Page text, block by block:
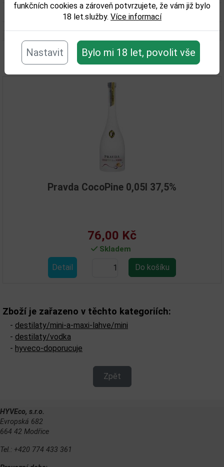
funkčních cookies a zároveň potvrzujete, že vám již bylo
18 let.služby. Více informací
Nastavit Bylo mi 18 let, povolit vše
0,05
Související zboží
Pravda CocoPine 0,05l 37,5%
76,00 Kč
Skladem
Detail
Zboží je zařazeno v těchto kategoriích:
- destilaty/mini-a-maxi-lahve/mini
- destilaty/vodka
- hyveco-doporucuje
Zpět
HYVEco, s.r.o.
Evropská 682
664 42 Modřice
Tel.: +420 774 433 361